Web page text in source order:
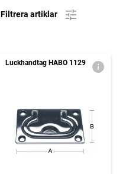
Filtrera artiklar
Luckhandtag HABO 1129